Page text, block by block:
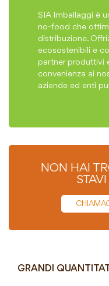
SIA Imballaggi è
no-food che
distribuzione.
ecosostenibili e
partner produttivi
convenienza ai
aziende ed enti
NON HAI
GRANDI